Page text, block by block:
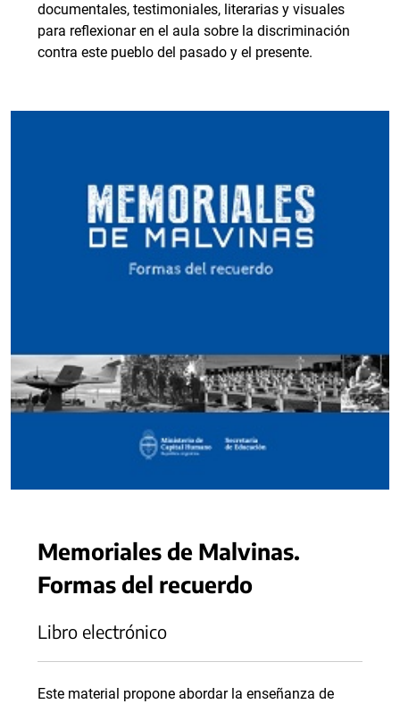
documentales, testimoniales, literarias y visuales
para reflexionar en el aula sobre la discriminación
contra este pueblo del pasado y el presente.
Memoriales de Malvinas.
Formas del recuerdo
Libro electrónico
Este material propone abordar la enseñanza de